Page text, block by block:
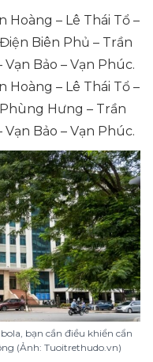
Hoàng – Lê Thái Tổ –
Biên Phủ – Trần
Vạn Bảo – Vạn Phúc.
Hoàng – Lê Thái Tổ –
Hưng – Trần
Vạn Bảo – Vạn Phúc.
bạn cần điều khiển cẩn
(Ảnh: Tuoitrethudo.vn)